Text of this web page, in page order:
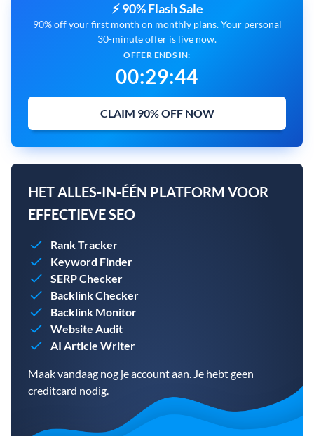
⚡ 90% Flash Sale
90% off your first month on monthly plans. Your personal
30-minute offer is live now.
OFFER ENDS IN:
00:29:43
CLAIM 90% OFF NOW
HET ALLES-IN-ÉÉN PLATFORM VOOR
EFFECTIEVE SEO
Rank Tracker
Keyword Finder
SERP Checker
Backlink Checker
Backlink Monitor
Website Audit
AI Article Writer
Maak vandaag nog je account aan. Je hebt geen
creditcard nodig.